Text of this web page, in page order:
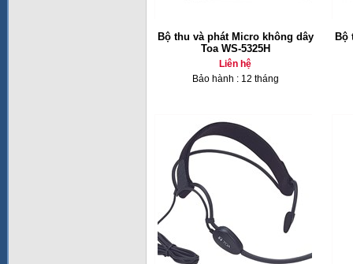
Bộ thu và phát Micro không dây
Toa WS-5325H
Liên hệ
Bảo hành : 12 tháng
Bộ